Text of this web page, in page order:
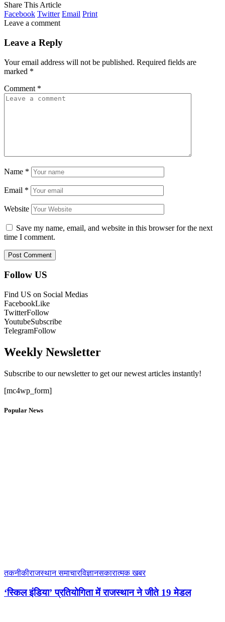
Share This Article
Facebook Twitter Email Print
Leave a comment
Leave a Reply
Your email address will not be published. Required fields are
marked *
Comment *
Name *
Email *
Website
Save my name, email, and website in this browser for the next
time I comment.
Follow US
Find US on Social Medias
FacebookLike
TwitterFollow
YoutubeSubscribe
TelegramFollow
Weekly Newsletter
Subscribe to our newsletter to get our newest articles instantly!
[mc4wp_form]
Popular News
तकनीकीराजस्थान समाचारविज्ञानसकारात्मक खबर
‘स्किल इंडिया’ प्रतियोगिता में राजस्थान ने जीते 19 मेडल